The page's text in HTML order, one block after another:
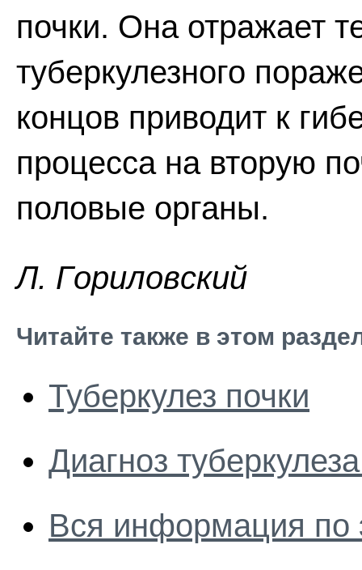
почки. Она отражает
туберкулезного
концов приводит к
процесса на вторую
половые органы.
Л. Гopилoвcкий
Читайте также в этом
Туберкулез почки
Диагноз
Вся информация по